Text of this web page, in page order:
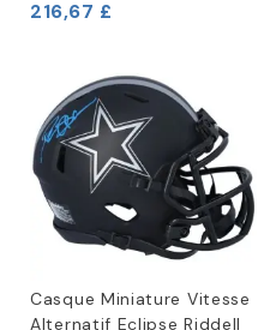
216,67 £
Casque Miniature Vitesse
Alternatif Eclipse Riddell